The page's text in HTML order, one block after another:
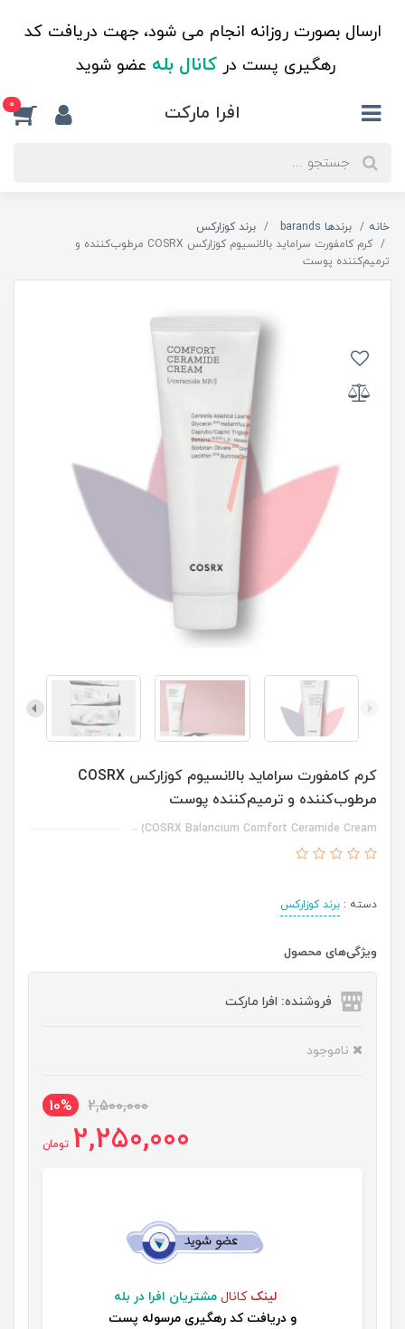
ارسال بصورت روزانه انجام می شود، جهت دریافت کد
رهگیری پست درکانال بله عضو شوید
افرا مارکت 0
خانه برندها barands
برند کوزارکس
کرم کامفورت سراماید بالانسیوم کوزارکس COSRX مرطوب‌کننده و
ترمیم‌کننده پوست
کرم کامفورت سراماید بالانسیوم کوزارکس COSRX
مرطوب‌کننده و ترمیم‌کننده پوست
COSRX Balancium Comfort Ceramide Cream) –
دسته : برند کوزارکس
ویژگی‌های محصول
فروشنده: افرا مارکت
ناموجود
2,500,000
10%
2,250,000 تومان
لینک کانال مشتریان افرا در بله
و دریافت کد رهگیری مرسوله پست